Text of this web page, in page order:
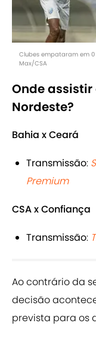
Clubes empataram em 0
Max/CSA
Onde
Nordeste?
Bahia x Ceará
Transmissão:
Premium
CSA x Confiança
Transmissão:
Ao contrário da
decisão
prevista para os